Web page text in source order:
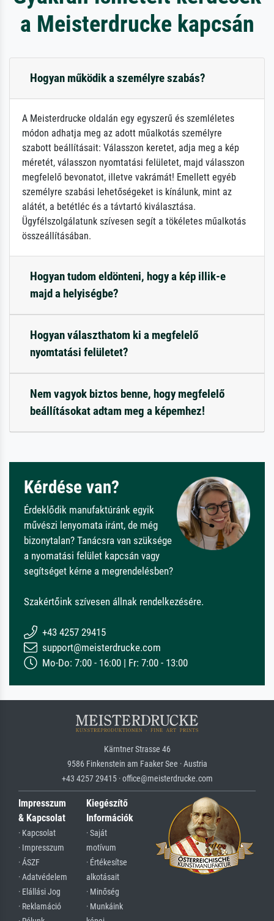
a Meisterdrucke kapcsán
Hogyan működik a személyre szabás?
A Meisterdrucke oldalán egy egyszerű és szemléletes
módon adhatja meg az adott műalkotás személyre
szabott beállításait: Válasszon keretet, adja meg a kép
méretét, válasszon nyomtatási felületet, majd válasszon
megfelelő bevonatot, illetve vakrámát! Emellett egyéb
személyre szabási lehetőségeket is kínálunk, mint az
alátét, a betétléc és a távtartó kiválasztása.
Ügyfélszolgálatunk szívesen segít a tökéletes műalkotás
összeállításában.
Hogyan tudom eldönteni, hogy a kép illik-e
majd a helyiségbe?
Hogyan választhatom ki a megfelelő
nyomtatási felületet?
Nem vagyok biztos benne, hogy megfelelő
beállításokat adtam meg a képemhez!
Kérdése van?
Érdeklődik manufaktúránk egyik
művészi lenyomata iránt, de még
bizonytalan? Tanácsra van szüksége
a nyomatási felület kapcsán vagy
segítséget kérne a megrendelésben?
Szakértőink szívesen állnak rendelkezésére.
+43 4257 29415
support@meisterdrucke.com
Mo-Do: 7:00 - 16:00 | Fr: 7:00 - 13:00
Kärntner Strasse 46
9586 Finkenstein am Faaker See · Austria
+43 4257 29415 · office@meisterdrucke.com
Impresszum
& Kapcsolat
· Kapcsolat
· Impresszum
· ÁSZF
· Adatvédelem
· Elállási Jog
· Reklamáció
Kiegészítő
Információk
· Saját
motívum
· Értékesítse
alkotásait
· Minőség
· Munkáink